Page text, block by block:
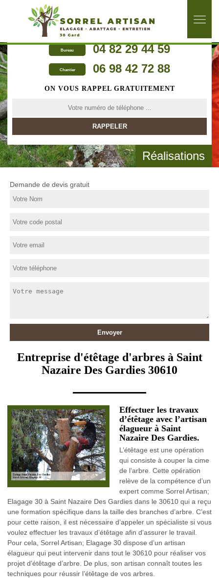
Bureau 04 82 29 44 59
Chantier 06 98 42 72 88
ON VOUS RAPPEL GRATUITEMENT
Réalisations
Demande de devis gratuit
Entreprise d'étêtage d'arbres à Saint
Nazaire Des Gardies 30610
Effectuer les travaux
d’étêtage avec l’artisan
élagueur à Saint
Nazaire Des Gardies.
L’étêtage est une opération
qui consiste à couper la cime
de l’arbre. Cette opération
relève de la compétence d’un
expert comme Sorrel Artisan;
Elagage 30 à Saint Nazaire Des Gardies dans le 30610 qui a reçu
une formation spécifique dans la taille des branches d’arbre. C’est
pour cette raison, il est nécessaire d’appeler un spécialiste si vous
voulez effectuer les travaux d’étêtage afin d’assurer le travail.
Pour cela, Sorrel Artisan; Elagage 30 dispose d’un artisan
élagueur qui peut intervenir dans tout le 30610 pour réaliser vos
projet d’étêtage d’arbre. De plus, son artisan connaît toutes les
techniques pour réussir l’étêtage de vos arbres.